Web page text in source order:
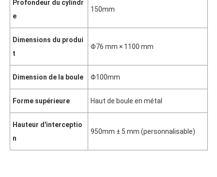
Profondeur du cylindr
e
150mm
Dimensions du produi
t
Φ76 mm × 1100 mm
Dimension de la boule Φ100mm
Forme supérieure Haut de boule en métal
Hauteur d'interceptio
n
950mm ± 5 mm (personnalisable)